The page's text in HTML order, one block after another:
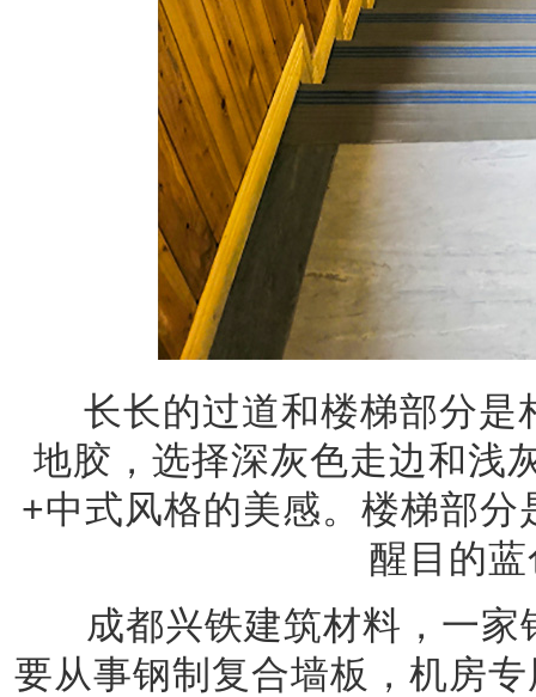
长长的过道和楼梯部分是
地胶，选择深灰色走边和浅
+中式风格的美感。楼梯部
醒目的
成都兴铁建筑材料，一家
要从事钢制复合墙板，机房